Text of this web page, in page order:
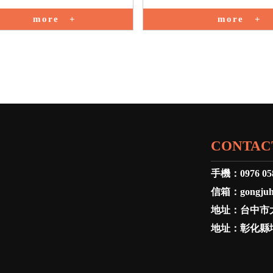
more more
手機： 0976
信箱：
地址： 台中市
地址： 彰化縣